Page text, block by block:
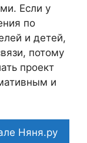
Если у
по
и детей,
потому
проект
и
Няня.ру